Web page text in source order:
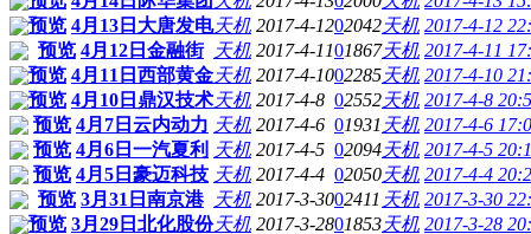
预览 4月13日大唐发电天机 2017-4-1202042天机 2017-4-12
预览 4月12日金融街 天机 2017-4-1101867天机 2017-4-11
预览 4月11日西部黄金天机 2017-4-1002285天机 2017-4-10
预览 4月10日鼎汉技术天机 2017-4-8 02552天机 2017-4-8
预览 4月7日云内动力 天机 2017-4-6 01931 天机 2017-4-6
预览 4月6日一汽夏利 天机 2017-4-5 02094天机 2017-4-5
预览 4月5日豪迈科技 天机 2017-4-4 02050天机 2017-4-4
预览 3月31日南京港 天机 2017-3-3002411 天机 2017-3-30
预览 3月29日北化股份天机 2017-3-2801853天机 2017-3-28